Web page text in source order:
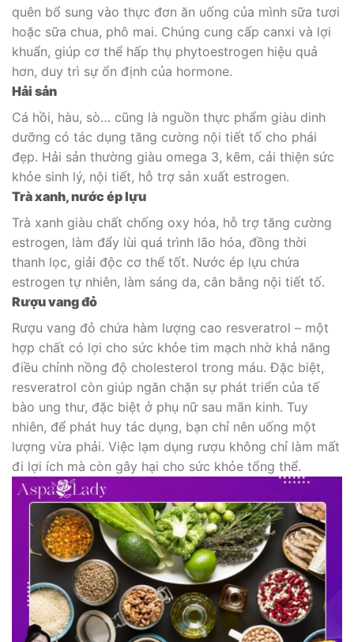
quên bổ sung vào thực đơn ăn uống của mình sữa tươi
hoặc sữa chua, phô mai. Chúng cung cấp canxi và lợi
khuẩn, giúp cơ thể hấp thụ phytoestrogen hiệu quả
hơn, duy trì sự ổn định của hormone.
Hải sản
Cá hồi, hàu, sò… cũng là nguồn thực phẩm giàu dinh
dưỡng có tác dụng tăng cường nội tiết tố cho phái
đẹp. Hải sản thường giàu omega 3, kẽm, cải thiện sức
khỏe sinh lý, nội tiết, hỗ trợ sản xuất estrogen.
Trà xanh, nước ép lựu
Trà xanh giàu chất chống oxy hóa, hỗ trợ tăng cường
estrogen, làm đẩy lùi quá trình lão hóa, đồng thời
thanh lọc, giải độc cơ thể tốt. Nước ép lựu chứa
estrogen tự nhiên, làm sáng da, cân bằng nội tiết tố.
Rượu vang đỏ
Rượu vang đỏ chứa hàm lượng cao resveratrol – một
hợp chất có lợi cho sức khỏe tim mạch nhờ khả năng
điều chỉnh nồng độ cholesterol trong máu. Đặc biệt,
resveratrol còn giúp ngăn chặn sự phát triển của tế
bào ung thư, đặc biệt ở phụ nữ sau mãn kinh. Tuy
nhiên, để phát huy tác dụng, bạn chỉ nên uống một
lượng vừa phải. Việc lạm dụng rượu không chỉ làm mất
đi lợi ích mà còn gây hại cho sức khỏe tổng thể.